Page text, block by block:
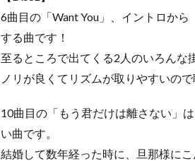
6曲目の「Want You」、イントロか
する曲です！
至るところで出てくる2人のいろんな
ノリが良くてリズムが取りやすいの
10曲目の「もう君だけは離さない」
い曲です。
結婚して数年経った時に、旦那様に